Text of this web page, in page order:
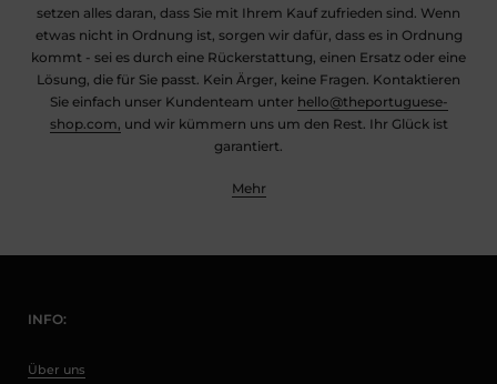
setzen alles daran, dass Sie mit Ihrem Kauf zufrieden sind. Wenn
etwas nicht in Ordnung ist, sorgen wir dafür, dass es in Ordnung
kommt - sei es durch eine Rückerstattung, einen Ersatz oder eine
Lösung, die für Sie passt. Kein Ärger, keine Fragen. Kontaktieren
Sie einfach unser Kundenteam unter hello@theportuguese-
shop.com, und wir kümmern uns um den Rest. Ihr Glück ist
garantiert.
Mehr
INFO:
Über uns